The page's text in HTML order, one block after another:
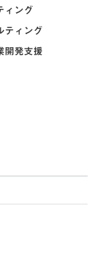
ィング
ティング
開発支援